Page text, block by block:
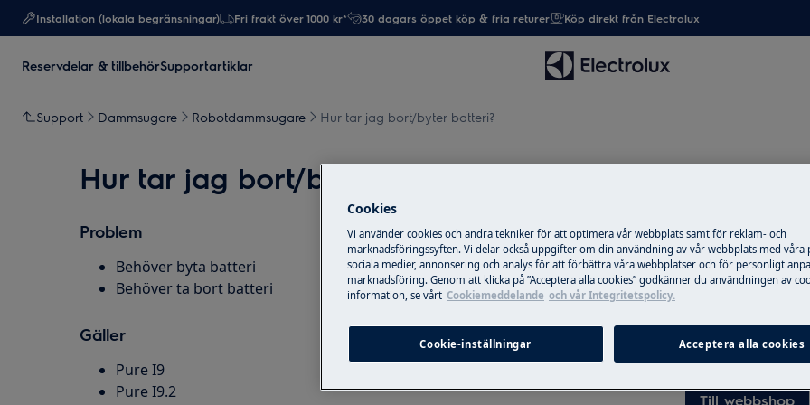
Installation (lokala begränsningar) Fri frakt över 1000 kr* 30 dagars öppet köp & fria returer Köp direkt från Electrolux
Reservdelar & tillbehörSupportartiklar
Support Dammsugare Robotdammsugare Hur tar jag bort/byter batteri?
Hur tar jag bort/byter batteri?
Problem
Behöver byta batteri
Behöver ta bort batteri
Gäller
Pure I9
Pure I9.2
Reservdelar &
Beställ
produkt från
post snabbt och
Till webbshop
Cookies
Vi använder cookies och andra tekniker för att optimera vår webbplats samt för reklam- och
marknadsföringssyften. Vi delar också uppgifter om din användning av vår webbplats med våra
sociala medier, annonsering och analys för att förbättra våra webbplatser och för personligt
marknadsföring. Genom att klicka på ”Acceptera alla cookies” godkänner du användningen av
information, se vårt Cookiemeddelande och vår Integritetspolicy.
Cookie-inställningar Acceptera alla cookies